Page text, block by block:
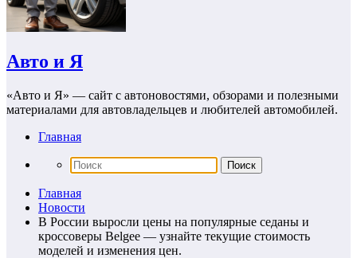
Авто и Я
«Авто и Я» — сайт с автоновостями, обзорами и полезными
материалами для автовладельцев и любителей автомобилей.
Главная
Главная
Новости
В России выросли цены на популярные седаны и
кроссоверы Belgee — узнайте текущие стоимость
моделей и изменения цен.